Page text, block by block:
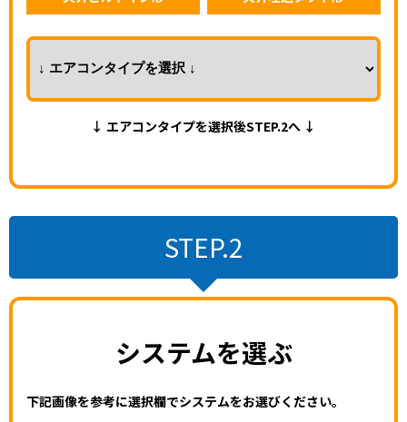
↓ エアコンタイプを選択後STEP.2へ ↓
STEP.2
システムを選ぶ
下記画像を参考に選択欄でシステムをお選びください。